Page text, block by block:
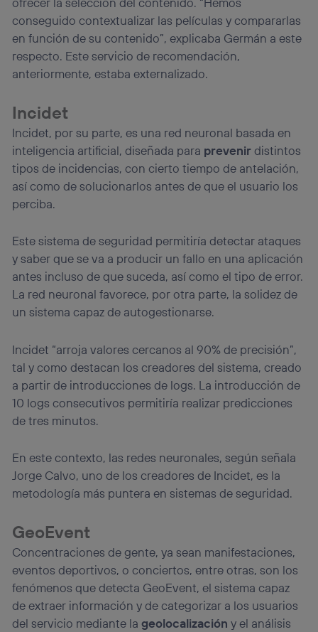
conseguido contextualizar las películas y compararlas
en función de su contenido”, explicaba Germán a este
respecto. Este servicio de recomendación,
anteriormente, estaba externalizado.
Incidet
Incidet, por su parte, es una red neuronal basada en
inteligencia artificial, diseñada para prevenirdistintos
tipos de incidencias, con cierto tiempo de antelación,
así como de solucionarlos antes de que el usuario los
perciba.
Este sistema de seguridad permitiría detectar ataques
y saber que se va a producir un fallo en una aplicación
antes incluso de que suceda, así como el tipo de error.
La red neuronal favorece, por otra parte, la solidez de
un sistema capaz de autogestionarse.
Incidet “arroja valores cercanos al 90% de precisión”,
tal y como destacan los creadores del sistema, creado
a partir de introducciones de logs. La introducción de
10 logs consecutivos permitiría realizar predicciones
de tres minutos.
En este contexto, las redes neuronales, según señala
Jorge Calvo, uno de los creadores de Incidet, es la
metodología más puntera en sistemas de seguridad.
GeoEvent
Concentraciones de gente, ya sean manifestaciones,
eventos deportivos, o conciertos, entre otras, son los
fenómenos que detecta GeoEvent, el sistema capaz
de extraer información y de categorizar a los usuarios
del servicio mediante lageolocalización y el análisis